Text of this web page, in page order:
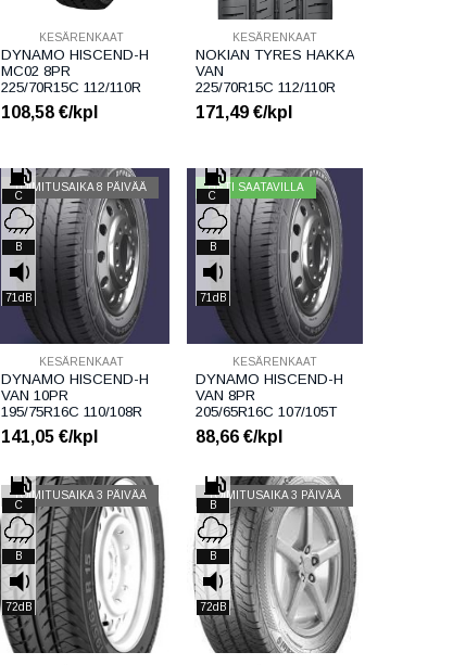
KESÄRENKAAT
DYNAMO HISCEND-H
MC02 8PR
225/70R15C 112/110R
108,58 €/kpl
KESÄRENKAAT
NOKIAN TYRES HAKKA
VAN
225/70R15C 112/110R
171,49€/kpl
TOIMITUSAIKA 8 PÄIVÄÄ
C
B
71dB
KESÄRENKAAT
DYNAMO HISCEND-H
VAN 10PR
195/75R16C 110/108R
141,05 €/kpl
HETI SAATAVILLA
C
B
71dB
KESÄRENKAAT
DYNAMO HISCEND-H
VAN 8PR
205/65R16C 107/105T
88,66€/kpl
TOIMITUSAIKA 3 PÄIVÄÄ
C
B
72dB
TOIMITUSAIKA 3 PÄIVÄÄ
B
B
72dB